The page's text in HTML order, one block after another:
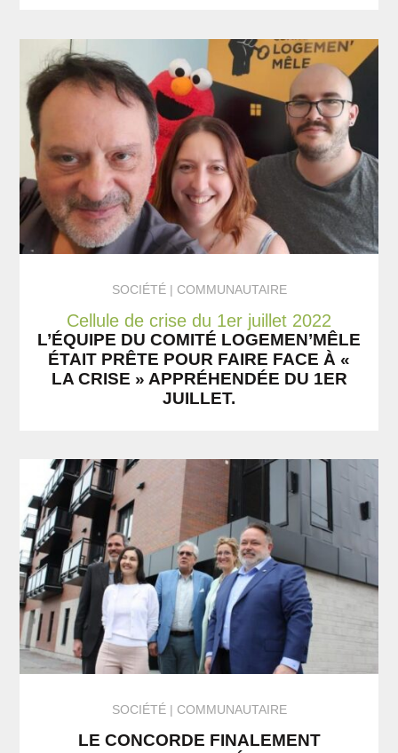
SOCIÉTÉ COMMUNAUTAIRE
Cellule de crise du 1er juillet 2022
L’ÉQUIPE DU COMITÉ LOGEMEN’MÊLE
ÉTAIT PRÊTE POUR FAIRE FACE À «
LA CRISE » APPRÉHENDÉE DU 1ER
JUILLET.
SOCIÉTÉ COMMUNAUTAIRE
LE CONCORDE FINALEMENT